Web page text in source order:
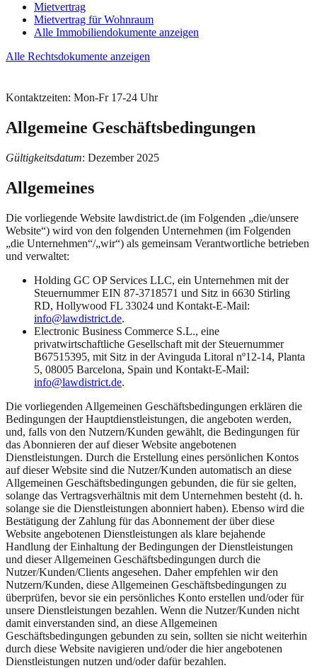
Mietvertrag
Mietvertrag für Wohnraum
Alle Immobiliendokumente anzeigen
Alle Rechtsdokumente anzeigen
Kontaktzeiten: Mon-Fr 17-24 Uhr
Allgemeine Geschäftsbedingungen
Gültigkeitsdatum: Dezember 2025
Allgemeines
Die vorliegende Website lawdistrict.de (im Folgenden „die/unsere
Website“) wird von den folgenden Unternehmen (im Folgenden
„die Unternehmen“/„wir“) als gemeinsam Verantwortliche betrieben
und verwaltet:
Holding GC OP Services LLC, ein Unternehmen mit der
Steuernummer EIN 87-3718571 und Sitz in 6630 Stirling
RD, Hollywood FL 33024 und Kontakt-E-Mail:
info@lawdistrict.de.
Electronic Business Commerce S.L., eine
privatwirtschaftliche Gesellschaft mit der Steuernummer
B67515395, mit Sitz in der Avinguda Litoral nº12-14, Planta
5, 08005 Barcelona, Spain und Kontakt-E-Mail:
info@lawdistrict.de.
Die vorliegenden Allgemeinen Geschäftsbedingungen erklären die
Bedingungen der Hauptdienstleistungen, die angeboten werden,
und, falls von den Nutzern/Kunden gewählt, die Bedingungen für
das Abonnieren der auf dieser Website angebotenen
Dienstleistungen. Durch die Erstellung eines persönlichen Kontos
auf dieser Website sind die Nutzer/Kunden automatisch an diese
Allgemeinen Geschäftsbedingungen gebunden, die für sie gelten,
solange das Vertragsverhältnis mit dem Unternehmen besteht (d. h.
solange sie die Dienstleistungen abonniert haben). Ebenso wird die
Bestätigung der Zahlung für das Abonnement der über diese
Website angebotenen Dienstleistungen als klare bejahende
Handlung der Einhaltung der Bedingungen der Dienstleistungen
und dieser Allgemeinen Geschäftsbedingungen durch die
Nutzer/Kunden/Clients angesehen. Daher empfehlen wir den
Nutzern/Kunden, diese Allgemeinen Geschäftsbedingungen zu
überprüfen, bevor sie ein persönliches Konto erstellen und/oder für
unsere Dienstleistungen bezahlen. Wenn die Nutzer/Kunden nicht
damit einverstanden sind, an diese Allgemeinen
Geschäftsbedingungen gebunden zu sein, sollten sie nicht weiterhin
durch diese Website navigieren und/oder die hier angebotenen
Dienstleistungen nutzen und/oder dafür bezahlen.